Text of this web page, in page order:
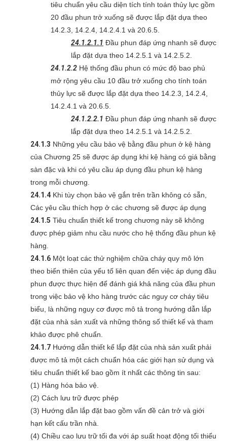
tiêu chuẩn yêu cầu diện tích tính toán thủy lực gồm
20 đầu phun trở xuống sẽ được lắp đặt dựa theo
14.2.3, 14.2.4, 14.2.4.1 và 20.6.5.
24.1.2.1.1 Đầu phun đáp ứng nhanh sẽ được
lắp đặt dựa theo 14.2.5.1 và 14.2.5.2.
24.1.2.2 Hệ thống đầu phun có mức độ bao phủ
mở rộng yêu cầu 10 đầu trở xuống cho tính toán
thủy lực sẽ được lắp đặt dựa theo 14.2.3, 14.2.4,
14.2.4.1 và 20.6.5.
24.1.2.2.1 Đầu phun đáp ứng nhanh sẽ được
lắp đặt dựa theo 14.2.5.1 và 14.2.5.2.
24.1.3 Những yêu cầu bảo vệ bằng đầu phun ở kệ hàng
của Chương 25 sẽ được áp dụng khi kệ hàng có giá bằng
sàn đặc và khi có yêu cầu áp dụng đầu phun kệ hàng
trong mỗi chương.
24.1.4 Khi tùy chọn bảo vệ gắn trên trần không có sẵn,
Các yêu cầu thích hợp ở các chương sẽ được áp dụng
24.1.5 Tiêu chuẩn thiết kế trong chương này sẽ không
được phép giảm nhu cầu nước cho hệ thống đầu phun kệ
hàng.
24.1.6 Một loạt các thử nghiệm chữa cháy quy mô lớn
theo biến thiên của yếu tố liên quan đến việc áp dụng đầu
phun được thực hiện để đánh giá khả năng của đầu phun
trong việc bảo vệ kho hàng trước các nguy cơ cháy tiêu
biểu, là những nguy cơ được mô tả trong hướng dẫn lắp
đặt của nhà sản xuất và những thông số thiết kế và tham
khảo được phê chuẩn.
24.1.7 Hướng dẫn thiết kế lắp đặt của nhà sản xuất phải
được mô tả một cách chuẩn hóa các giới hạn sử dụng và
tiêu chuẩn thiết kế bao gồm ít nhất các thông tin sau:
(1) Hàng hóa bảo vệ.
(2) Cách lưu trữ được phép
(3) Hướng dẫn lắp đặt bao gồm vấn đề cản trở và giới
hạn kết cấu trần nhà.
(4) Chiều cao lưu trữ tối đa với áp suất hoạt động tối thiểu